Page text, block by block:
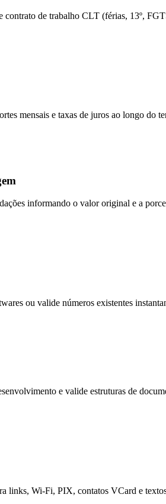
contrato de trabalho CLT (férias, 13º,
mensais e taxas de juros ao longo do
informando o valor original e a
ou valide números existentes
e valide estruturas de
links, Wi-Fi, PIX, contatos VCard e